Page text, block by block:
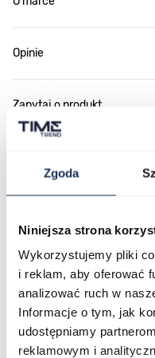
Zgoda
Niniejsza strona
Wykorzystujemy pliki
i reklam, aby oferować
analizować ruch w
Informacje o tym, jak
udostępniamy
reklamowym i
Opinie
Zapytaj o produkt
Poruszanie się po
Naciśnij, aby pominąć
Naciśnij, aby przejść do